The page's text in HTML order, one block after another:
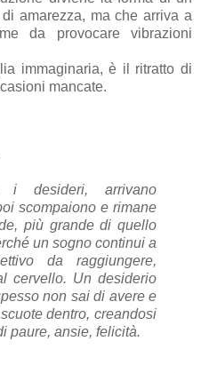
amarezza, ma che arriva a
da provocare vibrazioni
immaginaria, è il ritratto di
mancate.
i desideri, arrivano
scompaiono e rimane
più grande di quello
un sogno continui a
da raggiungere,
cervello. Un desiderio
non sai di avere e
dentro, creandosi
paure, ansie, felicità.